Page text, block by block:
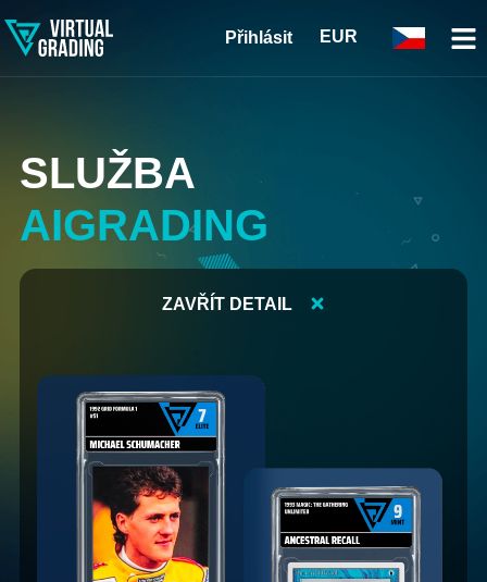
Přihlásit EUR
SLUŽBA
AIGRADING
ZAVŘÍT DETAIL